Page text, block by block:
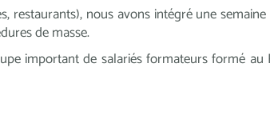
restaurants), nous avons intégré une
de masse.
important de salariés formateurs formé au